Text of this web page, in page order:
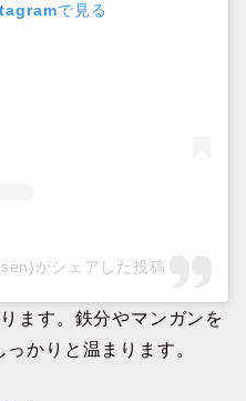
で見る
がシェアした投稿
ます。鉄分やマンガンを
かりと温まります。